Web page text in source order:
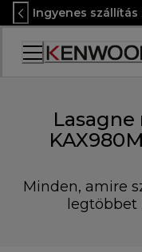
Skip
to
Content
Ingyenes
Accessibility
Minden, amire